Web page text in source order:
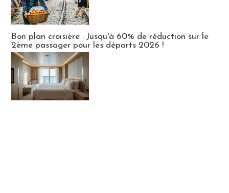
Bon plan croisière : Jusqu'à 60% de réduction sur le
2ème passager pour les départs 2026 !